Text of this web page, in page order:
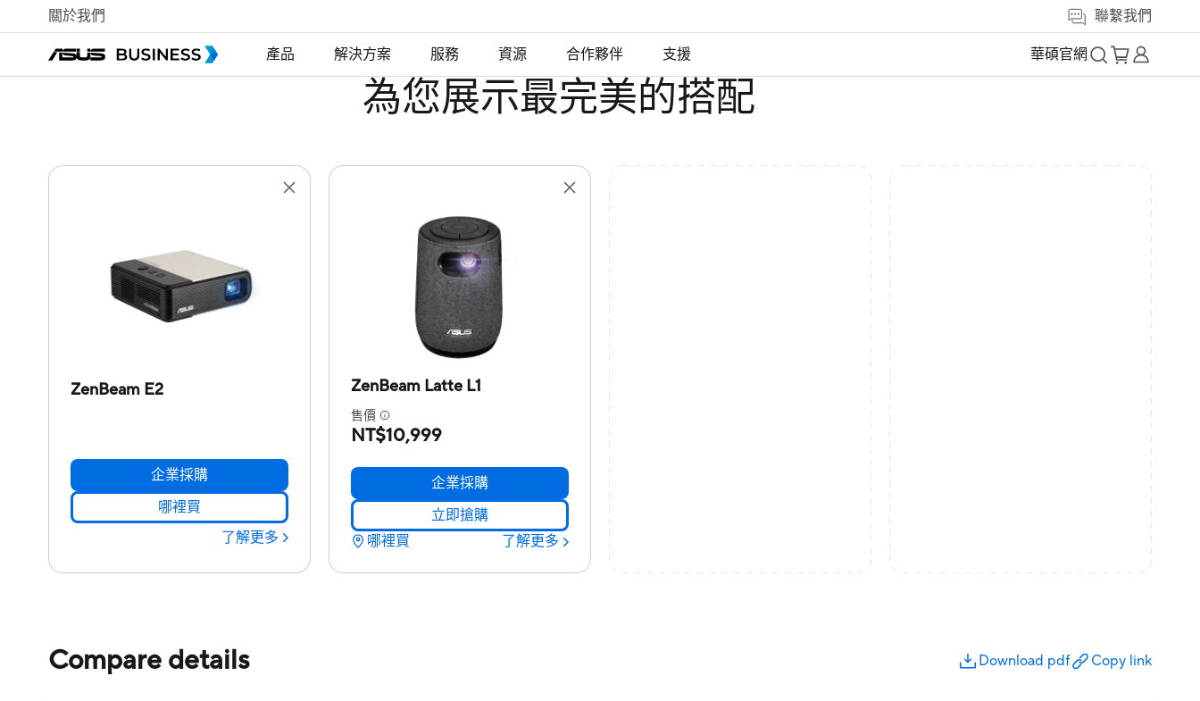
關於我們 聯繫我們
產品 解決方案 服務 資源 合作夥伴 支援 華碩官網
為您展示最完美的搭配
ZenBeam E2
企業採購
哪裡買
了解更多
ZenBeam Latte L1
售價
NT$10,999
企業採購
立即搶購
哪裡買
了解更多
Compare details Download pdf Copy link